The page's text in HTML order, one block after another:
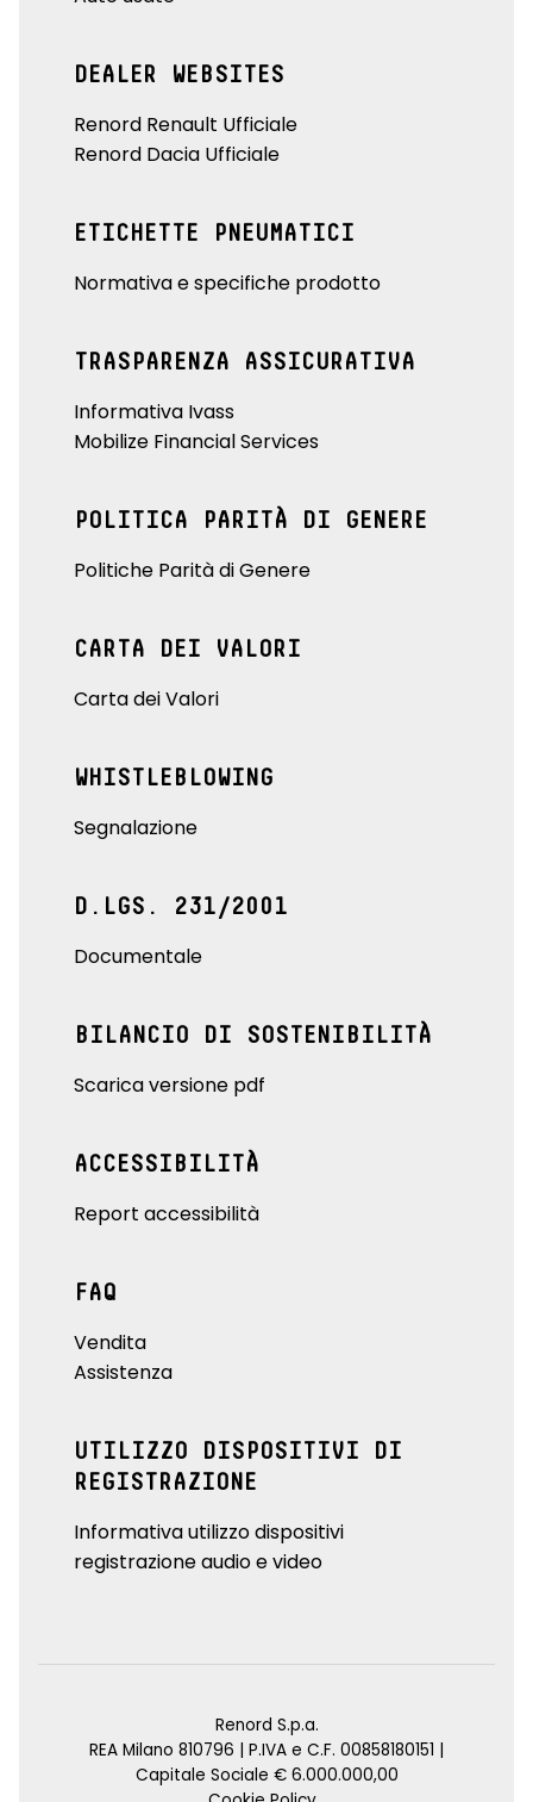
DEALER WEBSITES
Renord Renault Ufficiale
Renord Dacia Ufficiale
ETICHETTE PNEUMATICI
Normativa e specifiche prodotto
TRASPARENZA ASSICURATIVA
Informativa Ivass
Mobilize Financial Services
POLITICA PARITÀ DI GENERE
Politiche Parità di Genere
CARTA DEI VALORI
Carta dei Valori
WHISTLEBLOWING
Segnalazione
D.LGS. 231/2001
Documentale
BILANCIO DI SOSTENIBILITÀ
Scarica versione pdf
ACCESSIBILITÀ
Report accessibilità
FAQ
Vendita
Assistenza
UTILIZZO DISPOSITIVI DI
REGISTRAZIONE
Informativa utilizzo dispositivi
registrazione audio e video
Renord S.p.a.
REA Milano 810796 | P.IVA e C.F. 00858180151 |
Capitale Sociale € 6.000.000,00